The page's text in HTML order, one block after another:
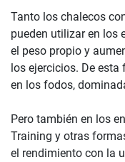
Tanto los chalecos
pueden utilizar en los
el peso propio y
los ejercicios. De
en los fodos,
Pero también en los
Training y otras
el rendimiento con la